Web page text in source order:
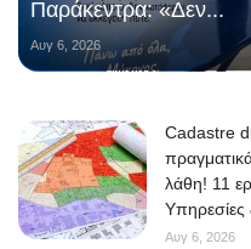
Παράκεντρα: «Δεν...
Αυγ 6, 2026
Cadastre
λάθη! 11
Υπηρεσίες
Αυγ 6, 2026